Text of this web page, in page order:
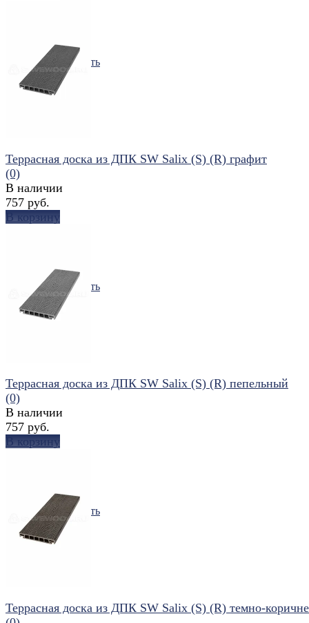
избранное сравнить
избранное сравнить
Террасная доска из ДПК SW Salix (S) (R) графит
(0)
В наличии
757 руб.
В корзину
избранное сравнить
Террасная доска из ДПК SW Salix (S) (R) пепельный
(0)
В наличии
757 руб.
В корзину
Террасная доска из ДПК SW Salix (S) (R) темно-